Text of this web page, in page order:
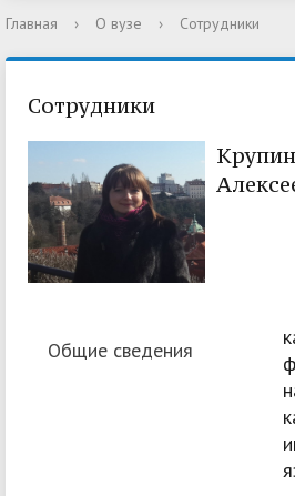
Главная › О вузе › Сотрудники
Сотрудники
Общие сведения